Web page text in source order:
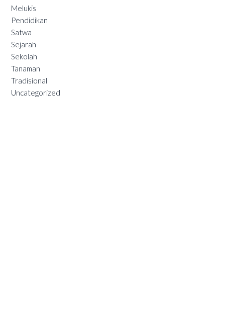
Melukis
Pendidikan
Satwa
Sejarah
Sekolah
Tanaman
Tradisional
Uncategorized